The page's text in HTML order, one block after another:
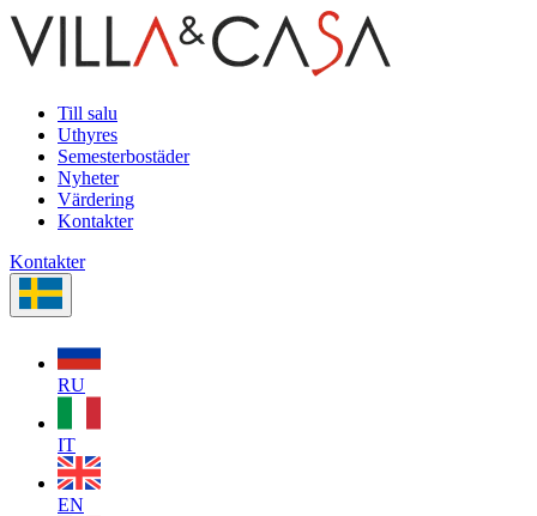
Till salu
Uthyres
Semesterbostäder
Nyheter
Värdering
Kontakter
Kontakter
RU
IT
EN